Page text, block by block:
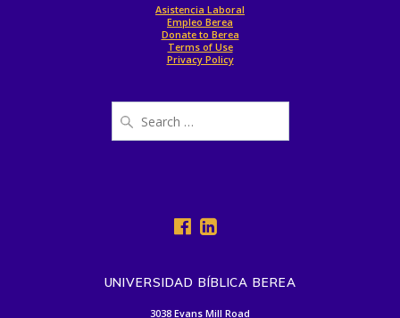
UNIVERSIDAD BÍBLICA BEREA
3038 Evans Mill Road
Asistencia Laboral
Empleo Berea
Donate to Berea
Terms of Use
Privacy Policy
Search
for: